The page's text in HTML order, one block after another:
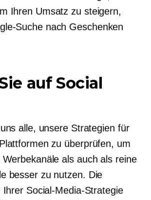
Ihren Umsatz zu steigern,
Suche nach Geschenken
auf Social
alle, unsere Strategien für
zu überprüfen, um
als auch als reine
besser zu nutzen. Die
Ihrer Social-Media-Strategie